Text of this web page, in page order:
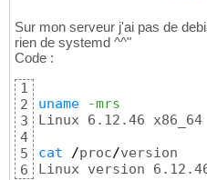
Sur mon serveur j'ai pas de
rien de systemd ^^"
Code :
1
2
3
4
5
6
uname
-mrs
Linux 6.12.46 x86_64
cat
/proc/version
Linux version